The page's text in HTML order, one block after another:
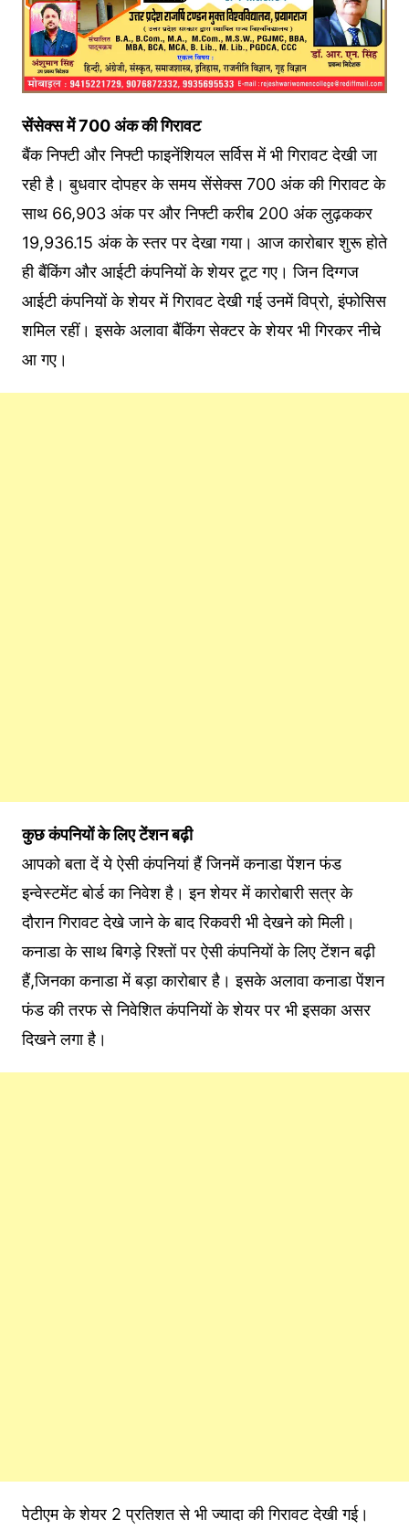
सेंसेक्‍स में 700 अंक की ग‍िरावट
बैंक न‍िफ्टी और न‍िफ्टी फाइनेंश‍ियल सर्व‍िस में भी ग‍िरावट देखी जा
रही है। बुधवार दोपहर के समय सेंसेक्‍स 700 अंक की ग‍िरावट के
साथ 66,903 अंक पर और न‍िफ्टी करीब 200 अंक लुढ़ककर
19,936.15 अंक के स्‍तर पर देखा गया। आज कारोबार शुरू होते
ही बैंकिंग और आईटी कंपनियों के शेयर टूट गए। ज‍िन द‍िग्‍गज
आईटी कंपन‍ियों के शेयर में ग‍िरावट देखी गई उनमें विप्रो, इंफोसिस
शम‍िल रहीं। इसके अलावा बैंक‍िंग सेक्‍टर के शेयर भी ग‍िरकर नीचे
आ गए।
कुछ कंपनियों के ल‍िए टेंशन बढ़ी
आपको बता दें ये ऐसी कंपनियां हैं ज‍िनमें कनाडा पेंशन फंड
इन्वेस्टमेंट बोर्ड का न‍िवेश है। इन शेयर में कारोबारी सत्र के
दौरान ग‍िरावट देखे जाने के बाद रिकवरी भी देखने को म‍िली।
कनाडा के साथ ब‍िगड़े र‍िश्‍तों पर ऐसी कंपनियों के ल‍िए टेंशन बढ़ी
हैं,जिनका कनाडा में बड़ा कारोबार है। इसके अलावा कनाडा पेंशन
फंड की तरफ से निवेशित कंपनियों के शेयर पर भी इसका असर
दिखने लगा है।
पेटीएम के शेयर 2 प्रत‍िशत से भी ज्‍यादा की ग‍िरावट देखी गई।